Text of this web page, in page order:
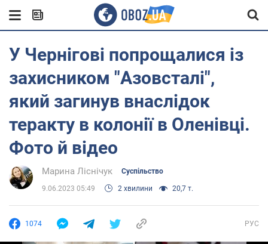
У Чернігові попрощалися із
захисником "Азовсталі",
який загинув внаслідок
теракту в колонії в Оленівці.
Фото й відео
Марина Ліснічук Суспільство
9.06.2023 05:49 2 хвилини 20,7 т.
1074 РУС